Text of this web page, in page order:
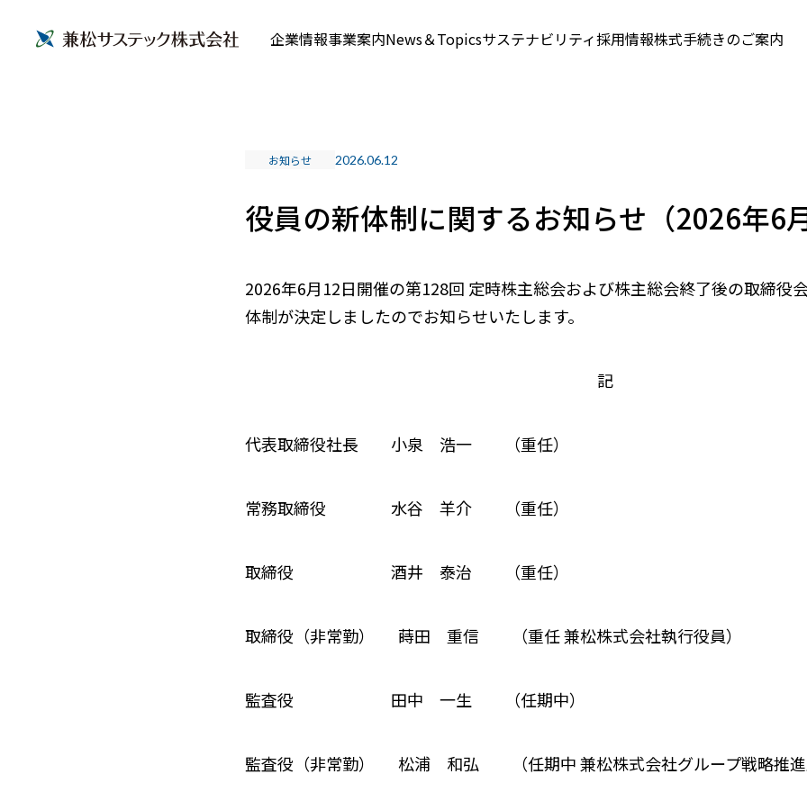
企業情報事業案内News＆Topicsサステナビリティ採用情報株式手続きのご案内
お知らせ 2026.06.12
役員の新体制に関するお知らせ（2026年6
2026年6月12日開催の第128回 定時株主総会および株主総会終了後の取締役
体制が決定しましたのでお知らせいたします。
記
代表取締役社長 小泉 浩一 （重任）
常務取締役 水谷 羊介 （重任）
取締役 酒井 泰治 （重任）
取締役（非常勤） 蒔田 重信 （重任 兼松株式会社執行役員）
監査役 田中 一生 （任期中）
監査役（非常勤） 松浦 和弘 （任期中 兼松株式会社グループ戦略推進